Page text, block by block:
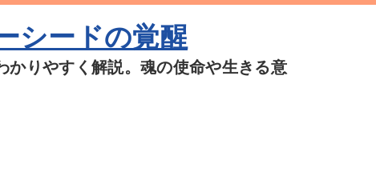
シードの覚醒
かりやすく解説。魂の使命や生きる意